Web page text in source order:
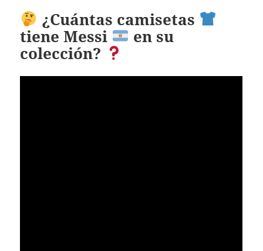
¿Cuántas camisetas
tiene Messi
en su
colección?